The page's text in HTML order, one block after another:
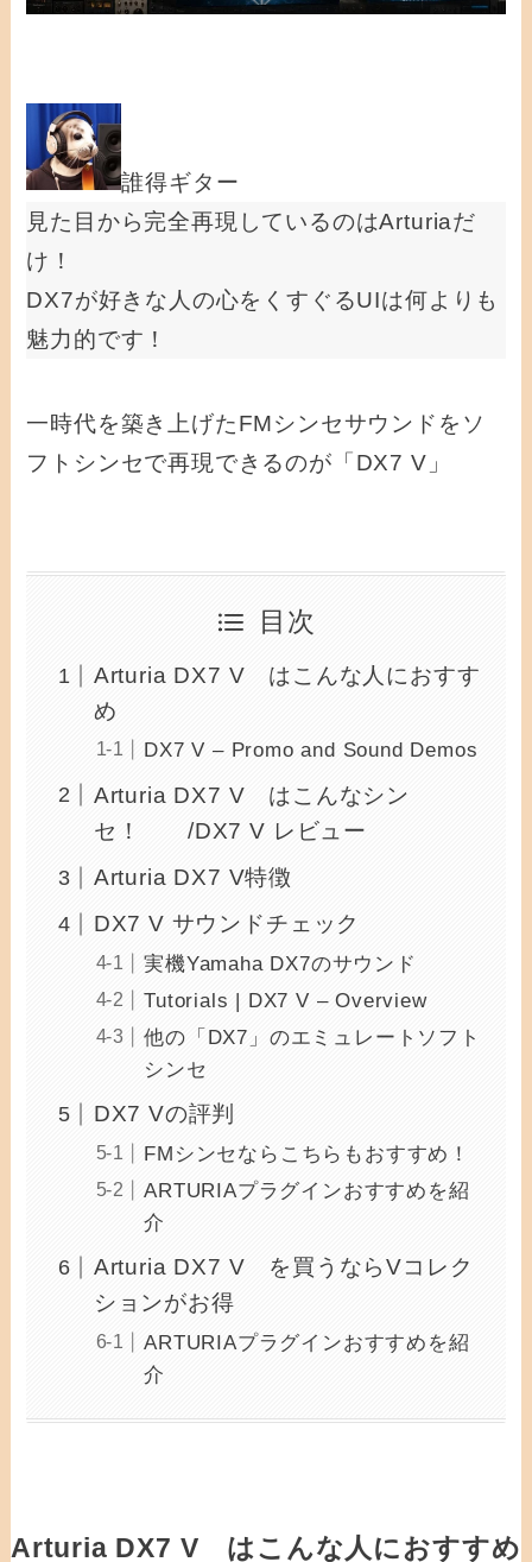
誰得ギター
見た目から完全再現しているのはArturiaだ
け！
DX7が好きな人の心をくすぐるUIは何よりも
魅力的です！
一時代を築き上げたFMシンセサウンドをソ
フトシンセで再現できるのが「DX7 V」
目次
Arturia DX7 V はこんな人におすす
め
DX7 V – Promo and Sound Demos
Arturia DX7 V はこんなシン
セ！ /DX7 V レビュー
Arturia DX7 V特徴
DX7 V サウンドチェック
実機Yamaha DX7のサウンド
Tutorials | DX7 V – Overview
他の「DX7」のエミュレートソフト
シンセ
DX7 Vの評判
FMシンセならこちらもおすすめ！
ARTURIAプラグインおすすめを紹
介
Arturia DX7 V を買うならVコレク
ションがお得
ARTURIAプラグインおすすめを紹
介
Arturia DX7 V はこんな人におすすめ